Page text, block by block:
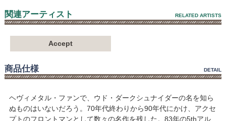
関連アーティスト RELATED ARTISTS
Accept
商品仕様 DETAIL
ヘヴィメタル・ファンで、ウド・ダークシュナイダーの名を知ら
ぬものはいないだろう。70年代終わりから90年代にかけ、アクセ
プトのフロントマンとして数々の名作を残した。83年の5thアル